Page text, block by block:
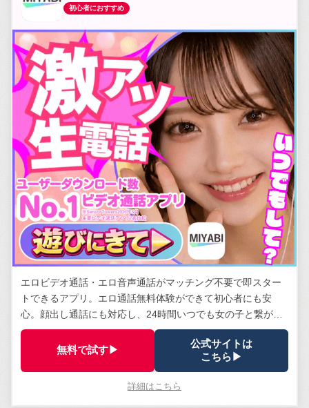
初心者におすすめ
エロビデオ通話・エロ音声通話がマッチング不要で即スター
トできるアプリ。エロ通話無料体験ができて初心者にも安
心。顔出し通話にも対応し、24時間いつでも女の子と繋がれ
る。安全管理体制は業界トップクラス。
無料で試す▶
公式サイトは
こちら▶
詳細はこちら